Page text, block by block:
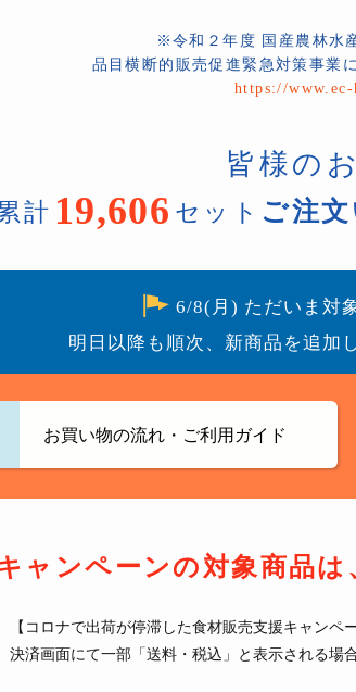
※令和２年度 国産農林水
品目横断的販売促進緊急対策事業
https://
皆様の
累計 19,606 セット ご注
6/8(月) ただいま対
明日以降も順次、新商品を追加
お買い物の流れ・ご利用ガイド
ャンペーンの対象商品は
【コロナで出荷が停滞した食材販売支援キャンペ
決済画面にて一部「送料・税込」と表示される場